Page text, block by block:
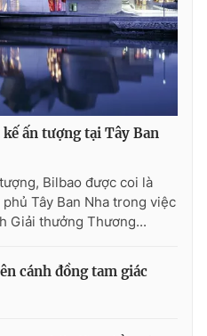
ấn tượng tại Tây Ban
Bilbao được coi là
Tây Ban Nha trong việc
Giải thưởng Thương...
cánh đồng tam giác